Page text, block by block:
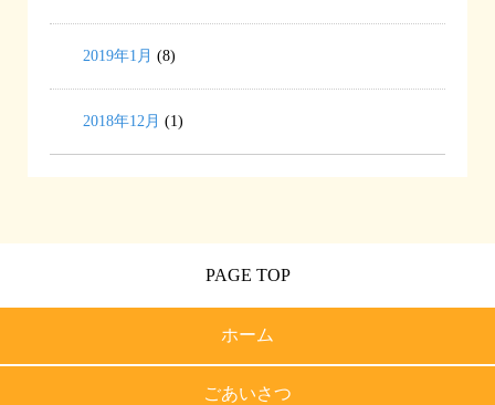
2019年1月 (8)
2018年12月 (1)
PAGE TOP
ホーム
ごあいさつ